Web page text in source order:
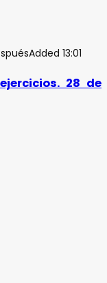
Added 13:01
28 de